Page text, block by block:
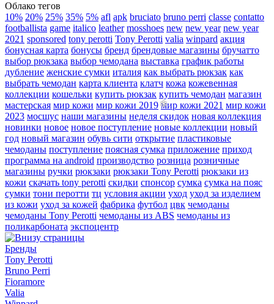
Облако тегов
10% 20% 25% 35% 5% afl apk bruciato bruno perri classe contatto
footballista game italico leather mosshoes new new year new year
2021 sponsored tony perotti Tony Perotti valia winpard акция
бонусная карта бонусы бренд брендовые магазины бручатто
выбор рюкзака выбор чемодана выставка график работы
дубление женские сумки италия как выбрать рюкзак как
выбрать чемодан карта клиента клатч кожа кожевенная
коллекции кошельки купить рюкзак купить чемодан магазин
мастерская мир кожи мир кожи 2019 мир кожи 2021 мир кожи
2023 мосшус наши магазины неделя скидок новая коллекция
новинки новое новое поступление новые коллекции новый
год новый магазин обувь сити открытие пластиковые
чемоданы поступление поясная сумка приложение приход
программа на android производство розница розничные
магазины ручки рюкзаки рюкзаки Tony Perotti рюкзаки из
кожи скачать tony perotti скидки спонсор сумка сумка на пояс
сумки тони перотти тц условия акции уход уход за изделием
из кожи уход за кожей фабрика футбол цвк чемоданы
чемоданы Tony Perotti чемоданы из ABS чемоданы из
поликарбоната экспоцентр
Бренды
Tony Perotti
Bruno Perri
Fioramore
Valia